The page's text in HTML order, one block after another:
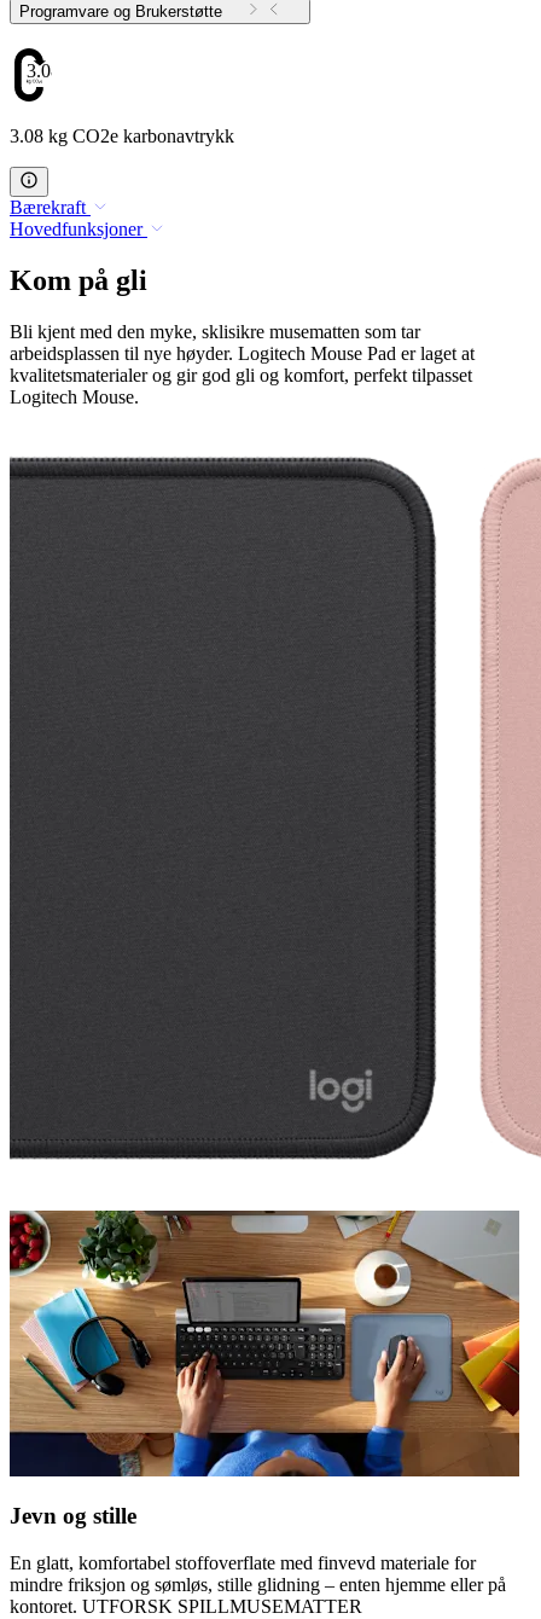
Programvare og Brukerstøtte
3.08
3.08 kg CO2e karbonavtrykk
Bærekraft
Hovedfunksjoner
Kom på gli
Bli kjent med den myke, sklisikre musematten som tar
arbeidsplassen til nye høyder. Logitech Mouse Pad er laget at
kvalitetsmaterialer og gir god gli og komfort, perfekt tilpasset
Logitech Mouse.
Jevn og stille
En glatt, komfortabel stoffoverflate med finvevd materiale for
mindre friksjon og sømløs, stille glidning – enten hjemme eller på
kontoret. UTFORSK SPILLMUSEMATTER